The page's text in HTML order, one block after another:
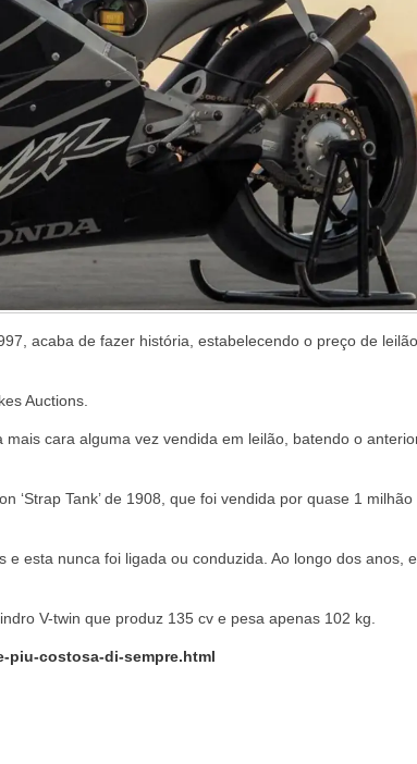
acaba de fazer história, estabelecendo o preço de
Auctions.
cara alguma vez vendida em leilão, batendo o
‘Strap Tank’ de 1908, que foi vendida por quase 1 milhão
esta nunca foi ligada ou conduzida. Ao longo dos anos,
V-twin que produz 135 cv e pesa apenas 102 kg.
piu-costosa-di-sempre.html